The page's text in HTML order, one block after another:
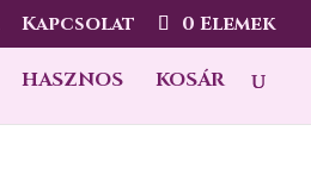
Kapcsolat 0 Elemek
HASZNOS KOSÁR